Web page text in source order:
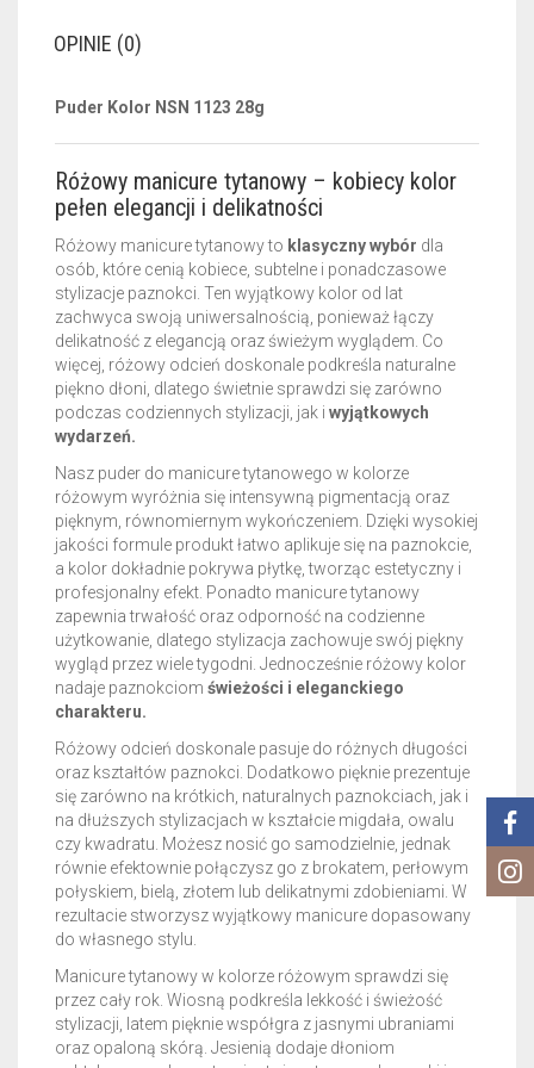
OPINIE (0)
Puder Kolor NSN 1123 28g
Różowy manicure tytanowy – kobiecy kolor
pełen elegancji i delikatności
Różowy manicure tytanowy to klasyczny wybór dla
osób, które cenią kobiece, subtelne i ponadczasowe
stylizacje paznokci. Ten wyjątkowy kolor od lat
zachwyca swoją uniwersalnością, ponieważ łączy
delikatność z elegancją oraz świeżym wyglądem. Co
więcej, różowy odcień doskonale podkreśla naturalne
piękno dłoni, dlatego świetnie sprawdzi się zarówno
podczas codziennych stylizacji, jak i wyjątkowych
wydarzeń.
Nasz puder do manicure tytanowego w kolorze
różowym wyróżnia się intensywną pigmentacją oraz
pięknym, równomiernym wykończeniem. Dzięki wysokiej
jakości formule produkt łatwo aplikuje się na paznokcie,
a kolor dokładnie pokrywa płytkę, tworząc estetyczny i
profesjonalny efekt. Ponadto manicure tytanowy
zapewnia trwałość oraz odporność na codzienne
użytkowanie, dlatego stylizacja zachowuje swój piękny
wygląd przez wiele tygodni. Jednocześnie różowy kolor
nadaje paznokciom świeżości i eleganckiego
charakteru.
Różowy odcień doskonale pasuje do różnych długości
oraz kształtów paznokci. Dodatkowo pięknie prezentuje
się zarówno na krótkich, naturalnych paznokciach, jak i
na dłuższych stylizacjach w kształcie migdała, owalu
czy kwadratu. Możesz nosić go samodzielnie, jednak
równie efektownie połączysz go z brokatem, perłowym
połyskiem, bielą, złotem lub delikatnymi zdobieniami. W
rezultacie stworzysz wyjątkowy manicure dopasowany
do własnego stylu.
Manicure tytanowy w kolorze różowym sprawdzi się
przez cały rok. Wiosną podkreśla lekkość i świeżość
stylizacji, latem pięknie współgra z jasnymi ubraniami
oraz opaloną skórą. Jesienią dodaje dłoniom